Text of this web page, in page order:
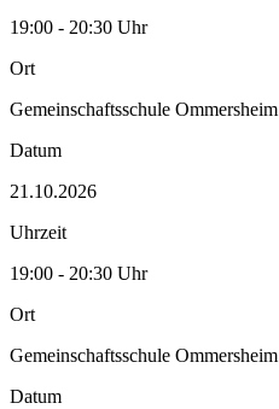
19:00 - 20:30 Uhr
Ort
Gemeinschaftsschule Ommersheim
Datum
21.10.2026
Uhrzeit
19:00 - 20:30 Uhr
Ort
Gemeinschaftsschule Ommersheim
Datum